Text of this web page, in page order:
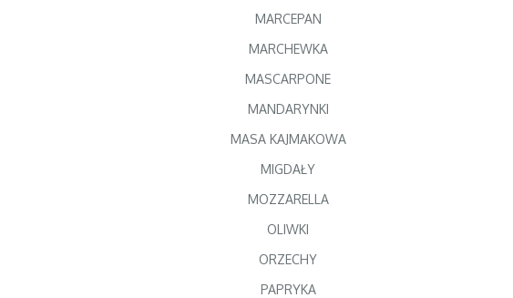
MARCEPAN
MARCHEWKA
MASCARPONE
MANDARYNKI
MASA KAJMAKOWA
MIGDAŁY
MOZZARELLA
OLIWKI
ORZECHY
PAPRYKA